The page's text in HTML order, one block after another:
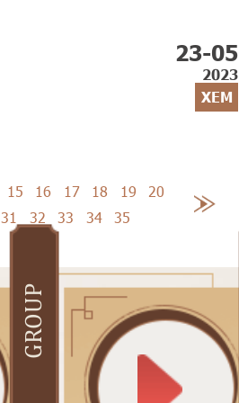
23-05
2023
XEM
15 16 17 18 19
20
31 32 33 34 35
GROUP